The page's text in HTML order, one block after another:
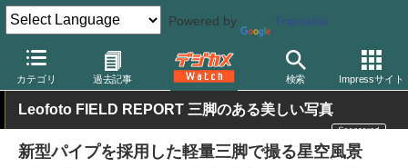
Powered by Translate
カテゴリ 過去記事 検索 Impressサイト
デジカメ Watch 撮影用品 三脚/一脚/雲台 レオフォト
Leofoto FIELD REPORT 三脚のある美しい写真
新型パイプを採用した軽量三脚で撮る星空風景